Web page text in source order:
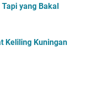
yang Bakal
Keliling Kuningan